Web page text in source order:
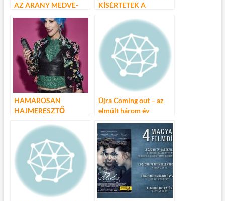
AZ ARANY MEDVE-
LÉLEKRŐL
KÍSÉRTETEK A
SZÍNHÁZBAN
HAMAROSAN
HAJMERESZTŐ
CENTRÁL
SZÍNHÁZBAN
Újra Coming out – az
elmúlt három év
filmje megjelent dvd-n!